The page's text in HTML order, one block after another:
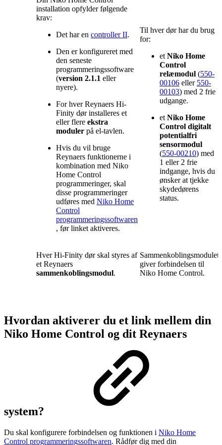
installation opfylder følgende
krav:
Det har en controller II.
Den er konfigureret med
den seneste
programmeringssoftware
(version 2.1.1 eller
nyere).
For hverReynaers Hi-
Finity dør installeres et
eller flere ekstra
moduler på el-tavlen.
Hvis du vil bruge
Reynaers funktionerne i
kombination med Niko
Home Control
programmeringer, skal
disse programmeringer
udføres med Niko Home
Control
programmeringssoftwaren
, før linket aktiveres.
Til hver dør har du brug
for:
etNiko Home
Control
relæmodul (550-
00106 eller 550-
00103) med 2 frie
udgange.
etNiko Home
Control digitalt
potentialfri
sensormodul
(550-00210) med
1 eller 2 frie
indgange, hvis du
ønsker at tjekke
skydedørens
status.
Hver Hi-Finity dør skal styres af
et Reynaers
sammenkoblingsmodul.
Sammenkoblingsmodulet
giver forbindelsen til
Niko Home Control.
Hvordan aktiverer du et link mellem din
Niko Home Control og dit Reynaers
system?
Du skal konfigurere forbindelsen og funktionen i Niko Home
Control programmeringssoftwaren. Rådfør dig med din